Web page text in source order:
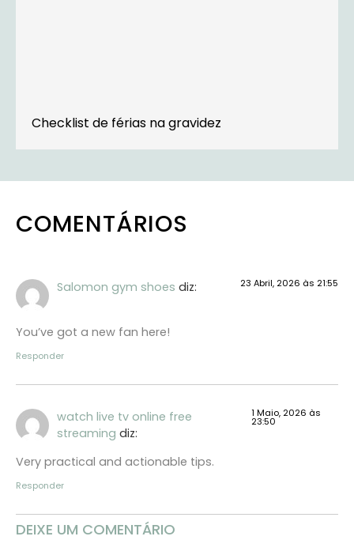
Checklist de férias na gravidez
COMENTÁRIOS
Salomon gym shoes diz: 23 Abril, 2026 às 21:55
You’ve got a new fan here!
Responder
watch live tv online free
streaming diz:
1 Maio, 2026 às
23:50
Very practical and actionable tips.
Responder
DEIXE UM COMENTÁRIO